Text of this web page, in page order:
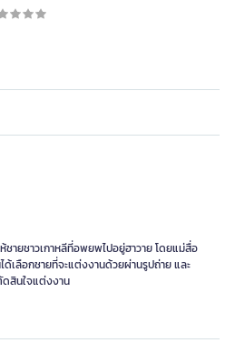
ห้ชายชาวเกาหลีที่อพยพไปอยู่ฮาวาย โดยแม่สื่อ
เลือกชายที่จะแต่งงานด้วยผ่านรูปถ่าย และ
สินใจแต่งงาน